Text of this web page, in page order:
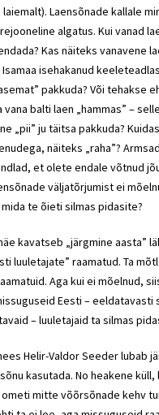
Laensõnade kallale
algatus. Kui vanad
Kas näiteks vanavene
Isamaa isehakanud
pakkuda? Või tehakse
balti laen „hammas” –
„pii” ju täitsa pakkuda?
näiteks „raha”?
et olete endale võtnud
väljatõrjumist ei
te õieti silmas pidasite?
kavatseb „järgmine aasta”
luuletajate” raamatud. Ta
Aga kui ei mõelnud,
Eesti – eeldatavasti
– luuletajaid ta silmas
Helir-Valdor Seeder lubab
kasutada. No heakene
mitte võõrsõnade kehv